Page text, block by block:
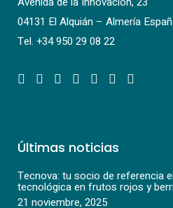
04131 El Alquián – Almería
Tel. +34 950 29 08 22
Últimas noticias
Tecnova: tu socio de referencia
tecnológica en frutos rojos y
21 noviembre, 2025